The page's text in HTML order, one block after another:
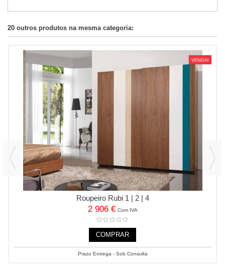
20 outros produtos na mesma categoria:
VENDA!
Roupeiro Rubi 1 | 2 | 4
2 906 € Com IVA
COMPRAR
Prazo Entrega - Sob Consulta